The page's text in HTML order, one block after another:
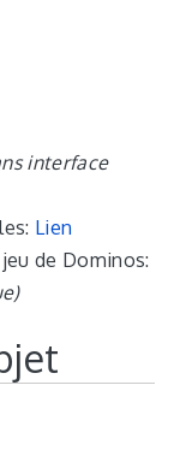
interface
Lien
de Dominos: